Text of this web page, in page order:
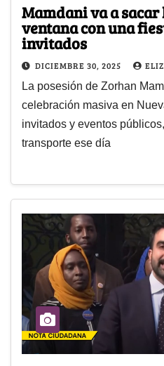
Mamdani va a sacar
ventana con una
invitados
DICIEMBRE 30, 2025
La posesión de Zorhan
celebración masiva en
invitados y eventos
transporte ese día